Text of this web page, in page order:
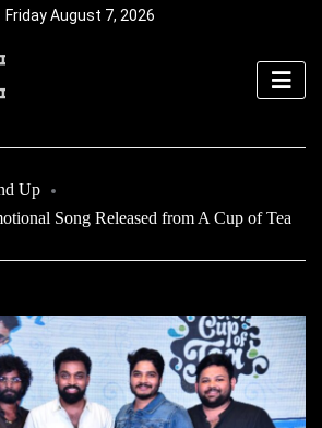
Friday August 7, 2026
Up
Song Released from A Cup of Tea